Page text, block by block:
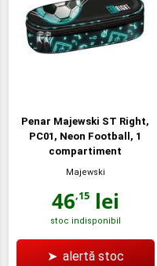
Penar Majewski ST Right,
PC01, Neon Football, 1
compartiment
Majewski
46,15lei
stoc indisponibil
➤ alertă stoc